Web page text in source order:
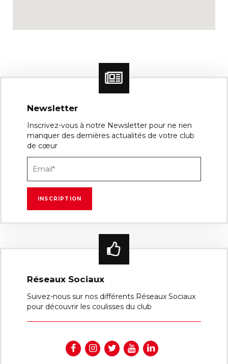
Newsletter
Inscrivez-vous à notre Newsletter pour ne rien
manquer des dernières actualités de votre club
de cœur
Réseaux Sociaux
Suivez-nous sur nos différents Réseaux Sociaux
pour découvrir les coulisses du club